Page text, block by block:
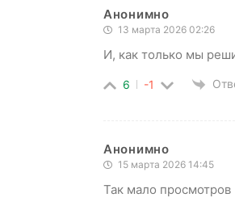
Анонимно
13 марта 2026 02:26
И, как только мы
6 -1
Анонимно
15 марта 2026 14:45
Так мало просмотров